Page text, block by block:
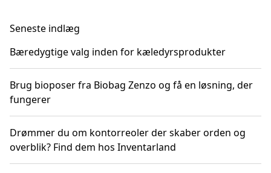
Seneste indlæg
Bæredygtige valg inden for kæledyrsprodukter
Brug bioposer fra Biobag Zenzo og få en løsning, der
fungerer
Drømmer du om kontorreoler der skaber orden og
overblik? Find dem hos Inventarland